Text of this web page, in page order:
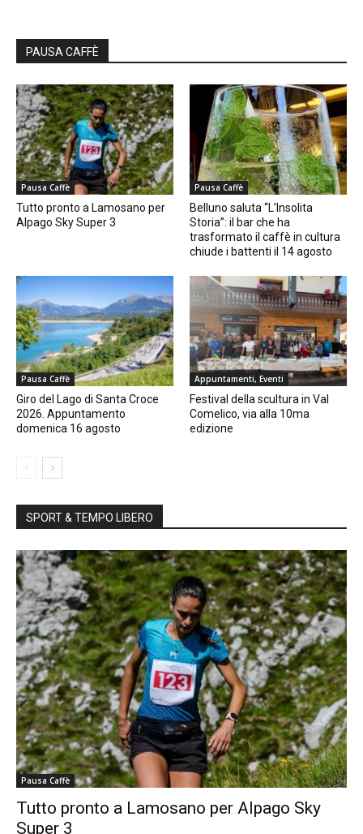
PAUSA CAFFÈ
Pausa Caffè
Tutto pronto a Lamosano per
Alpago Sky Super 3
Pausa Caffè
Belluno saluta “L’Insolita
Storia”: il bar che ha
trasformato il caffè in cultura
chiude i battenti il 14 agosto
Pausa Caffè
Giro del Lago di Santa Croce
2026. Appuntamento
domenica 16 agosto
Appuntamenti, Eventi
Festival della scultura in Val
Comelico, via alla 10ma
edizione
SPORT & TEMPO LIBERO
Pausa Caffè
Tutto pronto a Lamosano per Alpago Sky
Super 3